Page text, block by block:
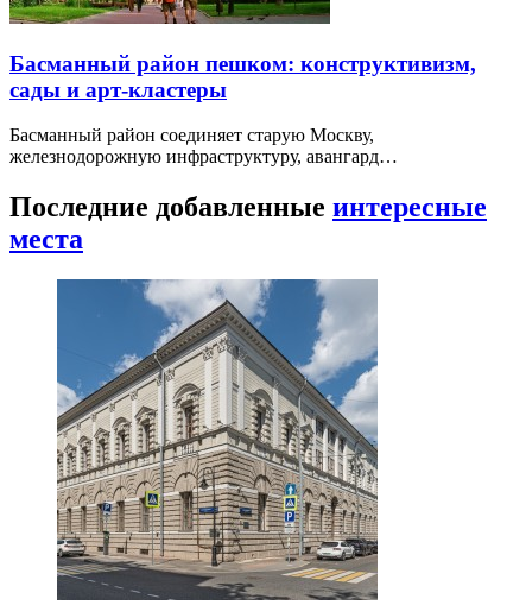
Басманный район пешком: конструктивизм,
сады и арт-кластеры
Басманный район соединяет старую Москву,
железнодорожную инфраструктуру, авангард…
Последние добавленные интересные
места